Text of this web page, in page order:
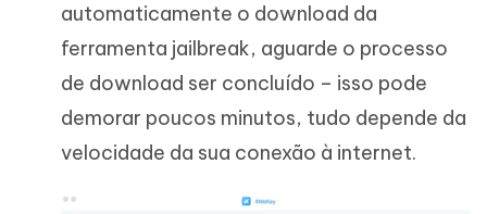
automaticamente o download da
ferramenta jailbreak, aguarde o processo
de download ser concluído – isso pode
demorar poucos minutos, tudo depende da
velocidade da sua conexão à internet.